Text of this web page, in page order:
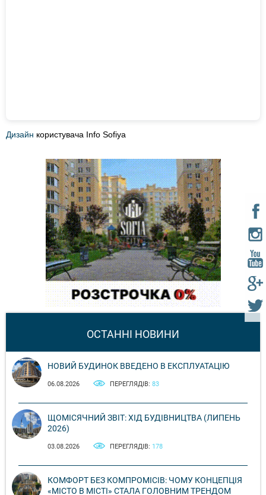
Дизайн користувача Info Sofiya
ОСТАННІ НОВИНИ
НОВИЙ БУДИНОК ВВЕДЕНО В ЕКСПЛУАТАЦІЮ
06.08.2026 ПЕРЕГЛЯДІВ: 83
ЩОМІСЯЧНИЙ ЗВІТ: ХІД БУДІВНИЦТВА (ЛИПЕНЬ
2026)
03.08.2026 ПЕРЕГЛЯДІВ: 178
КОМФОРТ БЕЗ КОМПРОМІСІВ: ЧОМУ КОНЦЕПЦІЯ
«МІСТО В МІСТІ» СТАЛА ГОЛОВНИМ ТРЕНДОМ